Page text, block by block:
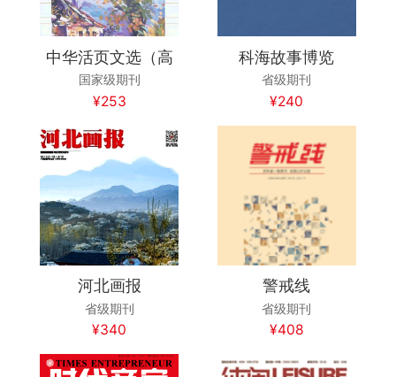
中华活页文选（高
国家级期刊
¥253
科海故事博览
省级期刊
¥240
河北画报
省级期刊
¥340
警戒线
省级期刊
¥408